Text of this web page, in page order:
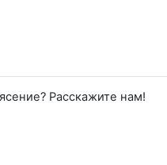
Расскажите нам!